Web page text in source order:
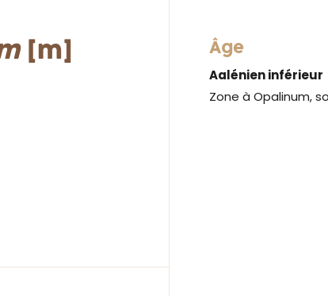
[m] Âge
Aalénien inférieur
Zone à Opalinum,